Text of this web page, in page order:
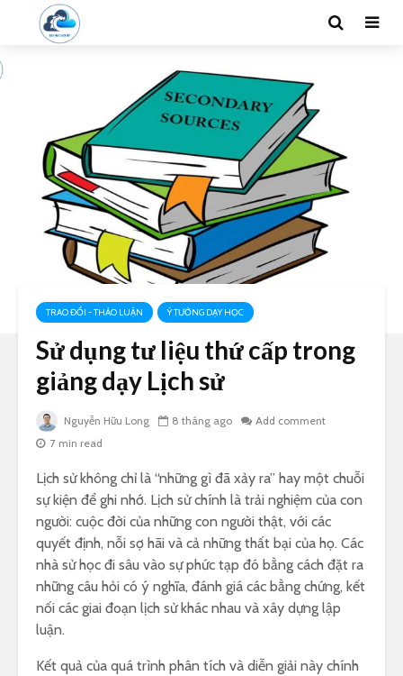
TRAO ĐỔI - THẢO LUẬN Ý TƯỞNG DẠY HỌC
Sử dụng tư liệu thứ cấp trong
giảng dạy Lịch sử
Nguyễn Hữu Long 8 tháng ago
Add comment
7 min read
Lịch sử không chỉ là “những gì đã xảy ra” hay một chuỗi
sự kiện để ghi nhớ. Lịch sử chính là trải nghiệm của con
người: cuộc đời của những con người thật, với các
quyết định, nỗi sợ hãi và cả những thất bại của họ. Các
nhà sử học đi sâu vào sự phức tạp đó bằng cách đặt ra
những câu hỏi có ý nghĩa, đánh giá các bằng chứng, kết
nối các giai đoạn lịch sử khác nhau và xây dựng lập
luận.
Kết quả của quá trình phân tích và diễn giải này chính